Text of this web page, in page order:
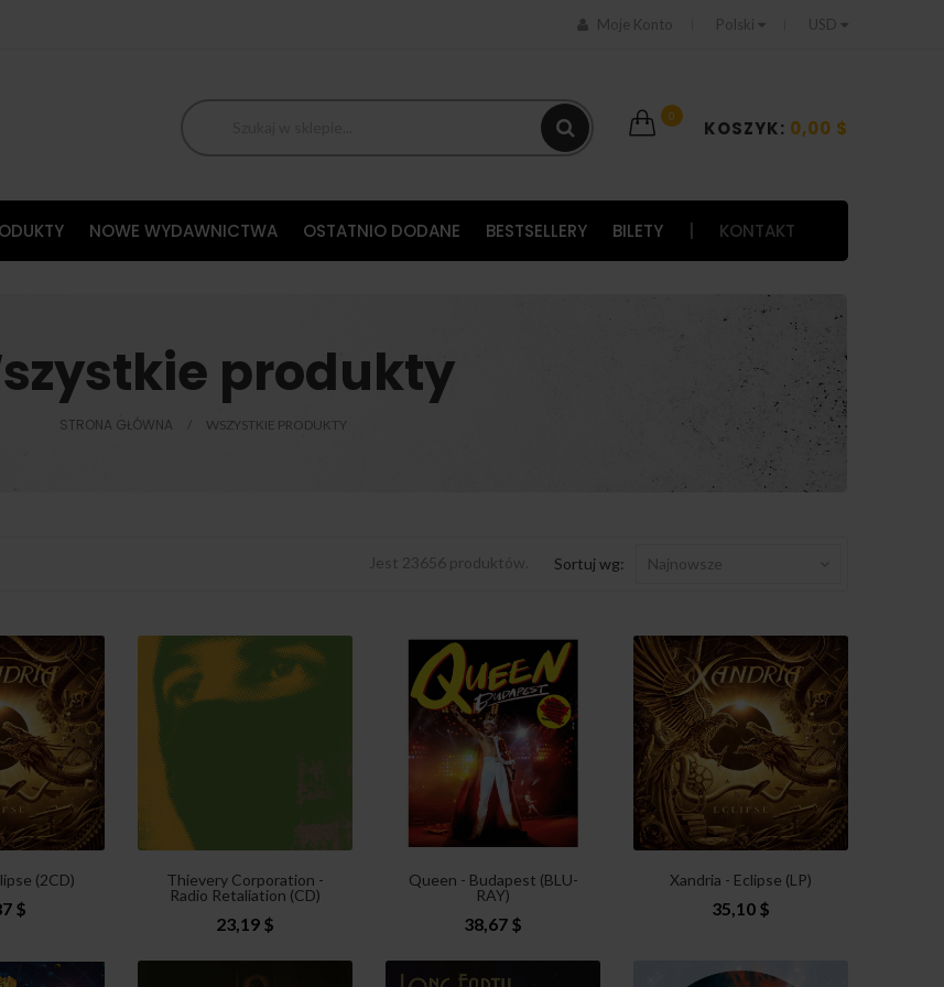
Moje Konto Polski USD
0
KOSZYK: 0,00 $
NOWE WYDAWNICTWA OSTATNIO DODANE BESTSELLERY BILETY KONTAKT
produkty
STRONA GŁÓWNA WSZYSTKIE PRODUKTY
Jest 23656 produktów. Sortuj wg: Najnowsze
(2CD)
$
Thievery Corporation -
Radio Retaliation (CD)
23,19 $
Queen - Budapest (BLU-
RAY)
38,67 $
Xandria - Eclipse (LP)
35,10 $